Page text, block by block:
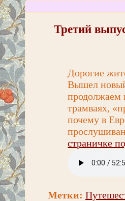
Третий
Дорогие
Вышел
продолжаем
трамваях,
почему в
страничке
Метки: